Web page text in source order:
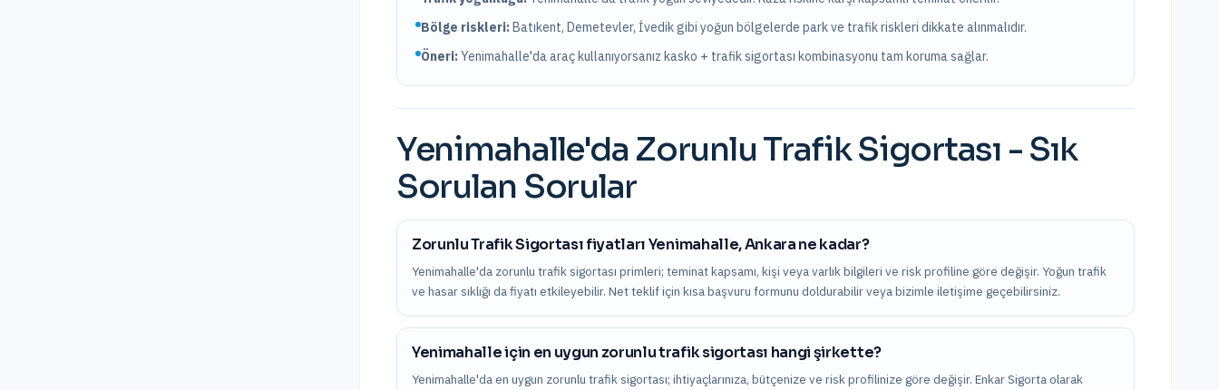
Bölge riskleri:Batıkent, Demetevler, İvedikgibi yoğun bölgelerde park ve trafik riskleri dikkate alınmalıdır.
Öneri:Yenimahalle'da araç kullanıyorsanız kasko + trafik sigortası kombinasyonu tam koruma sağlar.
Yenimahalle'da Zorunlu Trafik Sigortası - Sık
Sorulan Sorular
Zorunlu Trafik Sigortası fiyatları Yenimahalle, Ankara ne kadar?
Yenimahalle'da zorunlu trafik sigortası primleri; teminat kapsamı, kişi veya varlık bilgileri ve risk profiline göre değişir. Yoğun trafik
ve hasar sıklığı da fiyatı etkileyebilir. Net teklif için kısa başvuru formunu doldurabilir veya bizimle iletişime geçebilirsiniz.
Yenimahalle için en uygun zorunlu trafik sigortası hangi şirkette?
Yenimahalle'da en uygun zorunlu trafik sigortası; ihtiyaçlarınıza, bütçenize ve risk profilinize göre değişir. Enkar Sigorta olarak